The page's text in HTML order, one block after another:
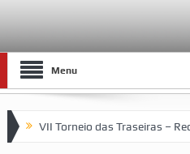
Menu
Torneio das Traseiras –